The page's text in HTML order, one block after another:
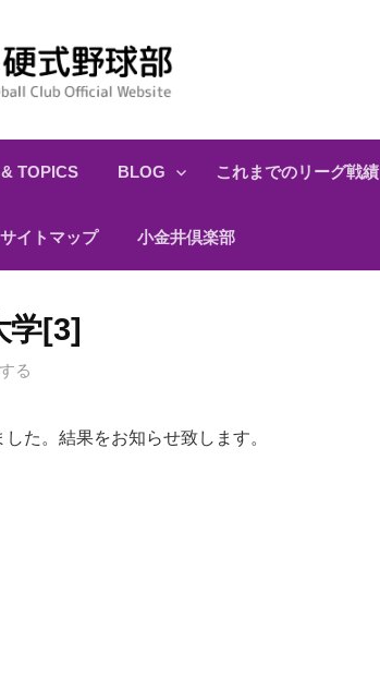
TOPICS BLOG これまでのリーグ戦績
サイトマップ 小金井倶楽部
学[3]
る
た。結果をお知らせ致します。